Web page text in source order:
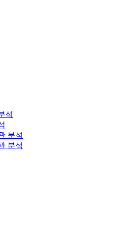
석
분석
분석